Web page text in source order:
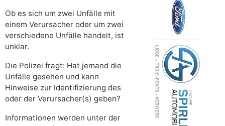
Ob es sich um zwei Unfälle mit
einem Verursacher oder um zwei
verschiedene Unfälle handelt, ist
unklar.
Die Polizei fragt: Hat jemand die
Unfälle gesehen und kann
Hinweise zur Identifizierung des
oder der Verursacher(s) geben?
Informationen werden unter der